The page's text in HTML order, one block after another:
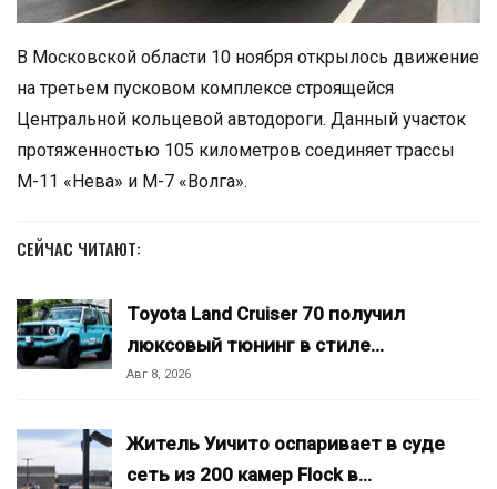
В Московской области 10 ноября открылось движение
на третьем пусковом комплексе строящейся
Центральной кольцевой автодороги. Данный участок
протяженностью 105 километров соединяет трассы
М-11 «Нева» и М-7 «Волга».
СЕЙЧАС ЧИТАЮТ:
Toyota Land Cruiser 70 получил
люксовый тюнинг в стиле…
Авг 8, 2026
Житель Уичито оспаривает в суде
сеть из 200 камер Flock в…